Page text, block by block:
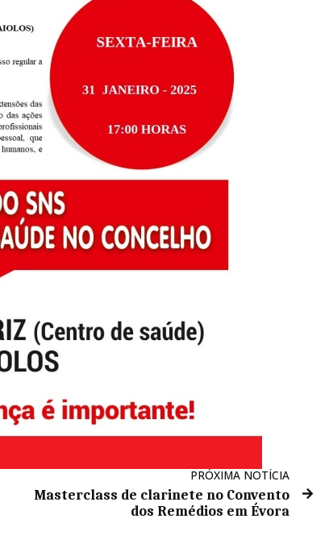
PRÓXIMA NOTÍCIA
Masterclass de clarinete no Convento
dos Remédios em Évora